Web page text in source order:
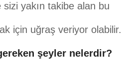
yakın takibe alan bu
için uğraş veriyor olabilir.
şeyler nelerdir?